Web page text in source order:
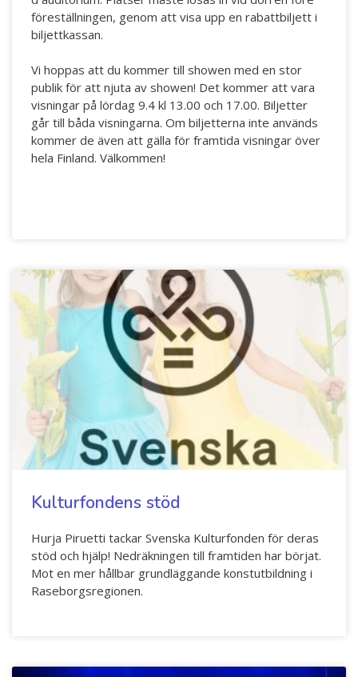
föreställningen, genom att visa upp en rabattbiljett i
biljettkassan.
Vi hoppas att du kommer till showen med en stor
publik för att njuta av showen! Det kommer att vara
visningar på lördag 9.4 kl 13.00 och 17.00. Biljetter
går till båda visningarna. Om biljetterna inte används
kommer de även att gälla för framtida visningar över
hela Finland. Välkommen!
Kulturfondens stöd
Hurja Piruetti tackar Svenska Kulturfonden för deras
stöd och hjälp! Nedräkningen till framtiden har börjat.
Mot en mer hållbar grundläggande konstutbildning i
Raseborgsregionen.